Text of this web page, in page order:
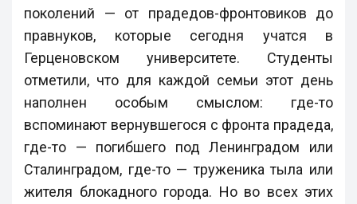
поколений — от прадедов-фронтовиков до
правнуков, которые сегодня учатся в
Герценовском университете. Студенты
отметили, что для каждой семьи этот день
наполнен особым смыслом: где-то
вспоминают вернувшегося с фронта прадеда,
где-то — погибшего под Ленинградом или
Сталинградом, где-то — труженика тыла или
жителя блокадного города. Но во всех этих